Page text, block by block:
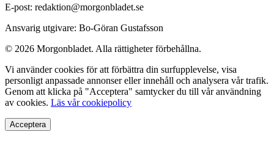
E-post: redaktion@morgonbladet.se
Ansvarig utgivare: Bo-Göran Gustafsson
© 2026 Morgonbladet. Alla rättigheter förbehållna.
Vi använder cookies för att förbättra din surfupplevelse, visa
personligt anpassade annonser eller innehåll och analysera vår trafik.
Genom att klicka på "Acceptera" samtycker du till vår användning
av cookies. Läs vår cookiepolicy
Acceptera